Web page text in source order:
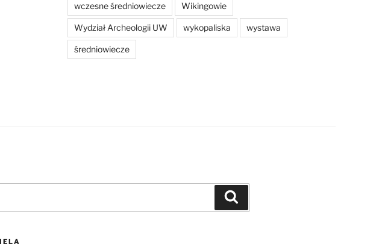
wczesne średniowiecze Wikingowie
Wydział Archeologii UW wykopaliska wystawa
średniowiecze